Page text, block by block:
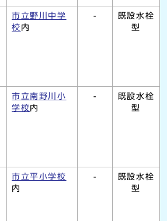
市立野川中学
校 内
-
既設水栓
型
市立南野川小
学校内
-
既設水栓
型
市立平小学校
内
-
既設水栓
型